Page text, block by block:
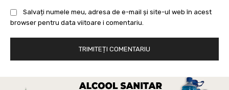
Salvați numele meu, adresa de e-mail și site-ul web în acest
browser pentru data viitoare i comentariu.